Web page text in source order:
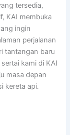
tersedia,
KAI membuka
ingin
perjalanan
tantangan baru
kami di KAI
masa depan
kereta api.